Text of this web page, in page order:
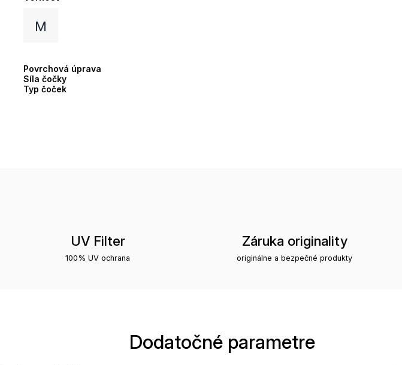
M
Povrchová úprava
Síla čočky
Typ čoček
UV Filter
100% UV ochrana
Záruka originality
originálne a bezpečné produkty
Dodatočné parametre